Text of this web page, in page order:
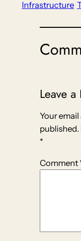
Infrastructure
Leave a
Your
published.
*
Comment